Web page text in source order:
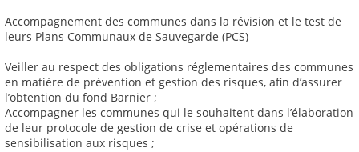
Accompagnement des communes dans la révision et le test de
leurs Plans Communaux de Sauvegarde (PCS)
Veiller au respect des obligations réglementaires des communes
en matière de prévention et gestion des risques, afin d’assurer
l’obtention du fond Barnier ;
Accompagner les communes qui le souhaitent dans l’élaboration
de leur protocole de gestion de crise et opérations de
sensibilisation aux risques ;